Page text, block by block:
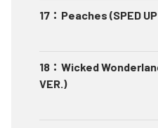
17 ： Peaches (SPED UP
18 ： Wicked
VER.)